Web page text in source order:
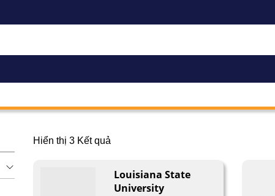
Hiển thị 3Kết quả
Louisiana State
University